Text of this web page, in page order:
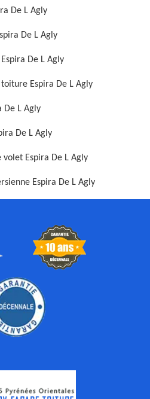
De L Agly
De L Agly
De L Agly
Espira De L Agly
De L Agly
De L Agly
Espira De L Agly
Espira De L Agly